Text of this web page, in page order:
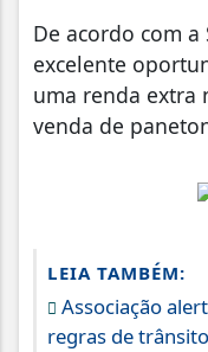
De acordo com a
excelente
uma renda extra
venda de
LEIA TAMBÉM:
Associação
regras de trânsito